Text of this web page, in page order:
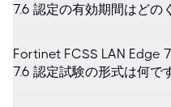
7.6 認定の有効期間はどの
Fortinet FCSS LAN Edge
7.6 認定試験の形式は何で